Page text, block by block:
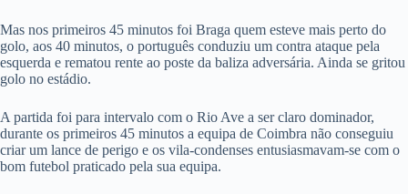
Mas nos primeiros 45 minutos foi Braga quem esteve mais perto do
golo, aos 40 minutos, o português conduziu um contra ataque pela
esquerda e rematou rente ao poste da baliza adversária. Ainda se gritou
golo no estádio.
A partida foi para intervalo com o Rio Ave a ser claro dominador,
durante os primeiros 45 minutos a equipa de Coimbra não conseguiu
criar um lance de perigo e os vila-condenses entusiasmavam-se com o
bom futebol praticado pela sua equipa.